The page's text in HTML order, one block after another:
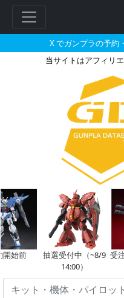
X でガンプラの予約
当サイトはアフィリ
ガエリオ・ボ
前
抽選受付中（~8/9
14:00）
受注